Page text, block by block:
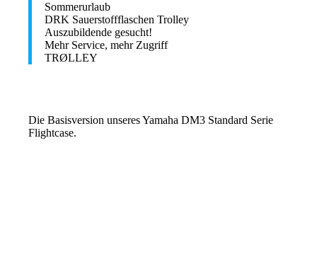
Sommerurlaub
DRK Sauerstoffflaschen Trolley
Auszubildende gesucht!
Mehr Service, mehr Zugriff
TRØLLEY
Die Basisversion unseresYamaha DM3 Standard Serie
Flightcase.